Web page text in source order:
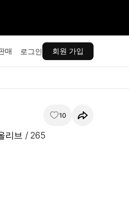
매 로그인 회원 가입
10
리브 / 265